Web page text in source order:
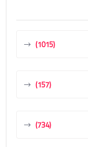
(1015)
(157)
(734)